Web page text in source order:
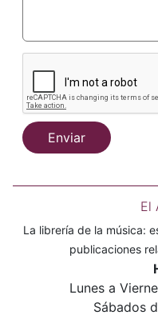
Enviar
El
La librería de la música:
publicaciones
Lunes a
Sábados